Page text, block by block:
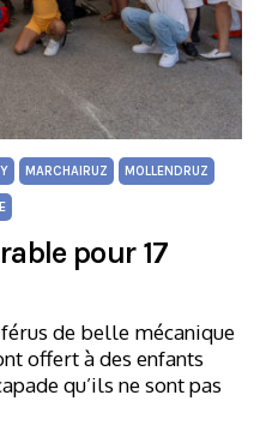
MARCHAIRUZ MOLLENDRUZ
pour 17
férus de belle mécanique
offert à des enfants
qu’ils ne sont pas